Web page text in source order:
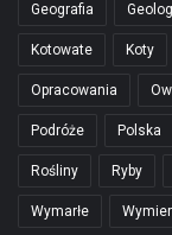
Geografia
Kotowate Koty
Opracowania
Podróże Polska
Rośliny Ryby
Wymarłe